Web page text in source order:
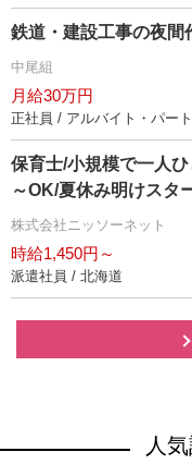
鉄道・建設工事の夜間
中尾組
月給30万円
正社員 / アルバイト・パー
保育士/小規模で一人
～OK/夏休み明けスタ
株式会社ニッソーネット
時給1,450円～
派遣社員 / 北海道
人